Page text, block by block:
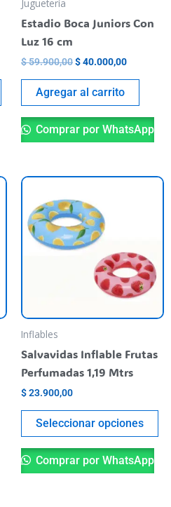
elegir
producto
Juguetería
Estadio Boca Juniors Con
Luz 16 cm
$59.900,00$40.000,00
Agregar al carrito
Comprar por WhatsApp
Inflables
Salvavidas Inflable Frutas
Perfumadas 1,19 Mtrs
$23.900,00
Seleccionar opciones
se
Comprar por WhatsApp